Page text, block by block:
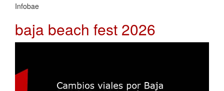
Infobae
baja beach fest 2026